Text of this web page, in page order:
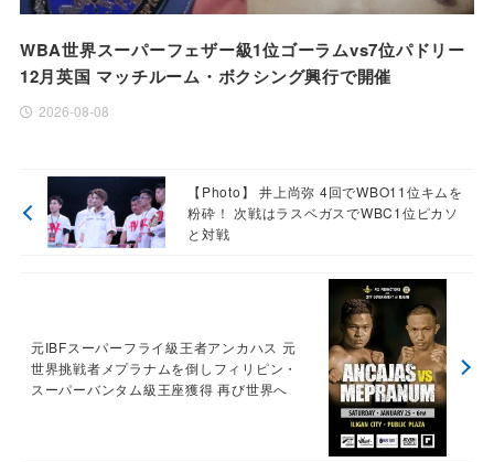
WBA世界スーパーフェザー級1位ゴーラムvs7位パドリー
12月英国 マッチルーム・ボクシング興行で開催
2026-08-08
【Photo】 井上尚弥 4回でWBO11位キムを
粉砕！ 次戦はラスベガスでWBC1位ピカソ
と対戦
元IBFスーパーフライ級王者アンカハス 元
世界挑戦者メプラナムを倒しフィリピン・
スーパーバンタム級王座獲得 再び世界へ